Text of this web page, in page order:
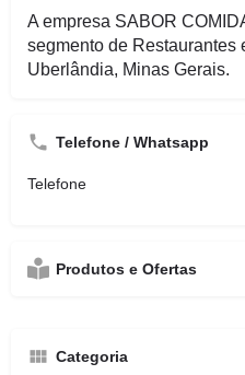
A empresa SABOR
segmento de Restaurantes
Uberlândia, Minas Gerais.
Telefone / Whatsapp
Telefone
Produtos e Ofertas
Categoria